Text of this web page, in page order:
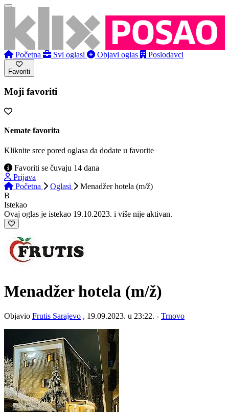
Početna Svi oglasi Objavi oglas Poslodavci
Favoriti
Moji favoriti
Nemate favorita
Kliknite srce pored oglasa da dodate u favorite
Favoriti se čuvaju 14 dana
Prijava
Početna
Oglasi
Menadžer hotela (m/ž)
B
Istekao
Ovaj oglas je istekao 19.10.2023. i više nije aktivan.
Menadžer hotela (m/ž)
Objavio Frutis Sarajevo , 19.09.2023. u 23:22. - Trnovo